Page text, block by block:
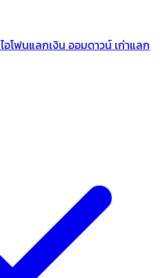
ไอโฟนแลกเงิน ออมดาวน์ เก่าแลก